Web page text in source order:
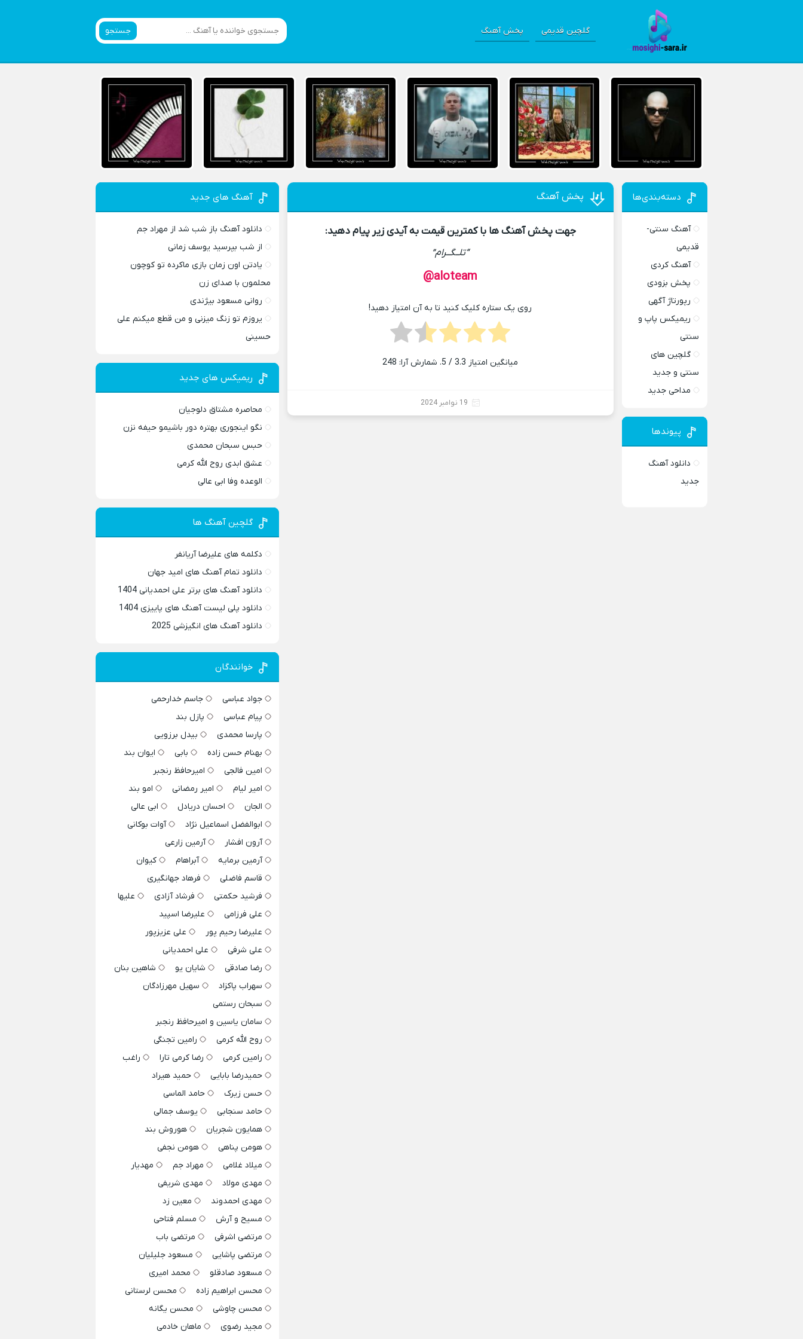
گلچین قدیمی پخش آهنگ جستجو
پخش آهنگ
جهت پخش آهنگ ها با کمترین قیمت به آیدی زیر پیام دهید:
“تلــگــرام”
aloteam@
روی یک ستاره کلیک کنید تا به آن امتیاز دهید!
میانگین امتیاز 3.3/ 5. شمارش آرا: 248
19 نوامبر 2024
دسته‌بندی‌ها
آهنگ سنتی-
قدیمی
آهنگ کردی
پخش بزودی
رپورتاژ آگهی
ریمیکس پاپ و
سنتی
گلچین های
سنتی و جدید
مداحی جدید
پیوندها
دانلود آهنگ
جدید
آهنگ های جدید
دانلود آهنگ باز شب شد از مهراد جم
از شب بپرسید یوسف زمانی
یادتن اون زمان بازی ماکرده تو کوچون
محلمون با صدای زن
روانی مسعود بیژندی
یروزم تو زنگ میزنی و من قطع میکنم علی
حسینی
ریمیکس های جدید
محاصره مشتاق دلوجیان
نگو اینجوری بهتره دور باشیمو حیفه نزن
حبس سبحان محمدی
عشق ابدی روح الله کرمی
الوعده وفا ابی عالی
گلچین آهنگ ها
دکلمه های علیرضا آریانفر
دانلود تمام آهنگ های امید جهان
دانلود آهنگ های برتر علی احمدیانی 1404
دانلود پلی لیست آهنگ های پاییزی 1404
دانلود آهنگ های انگیزشی 2025
خوانندگان
جواد عباسی
جاسم خدارحمی
پیام عباسی
پازل بند
پارسا محمدی
بیدل برزویی
بهنام حسن زاده
بابی
ایوان بند
امین فالجی
امیرحافظ رنجبر
امیر لیام
امیر رمضانی
امو بند
الجان
احسان دریادل
ابی عالی
ابوالفضل اسماعیل نژاد
آوات بوکانی
آرون افشار
آرمین زارعی
آرمین برمایه
آبراهام
کیوان
قاسم فاضلی
فرهاد جهانگیری
فرشید حکمتی
فرشاد آزادی
علیها
علی فرزامی
علیرضا اسپید
علیرضا رحیم پور
علی عزیزپور
علی شرفی
علی احمدیانی
رضا صادقی
شایان یو
شاهین بنان
سهراب پاکزاد
سهیل مهرزادگان
سبحان رستمی
سامان یاسین و امیرحافظ رنجبر
روح الله کرمی
رامین تجنگی
رامین کرمی
رضا کرمی تارا
راغب
حمیدرضا بابایی
حمید هیراد
حسن زیرک
حامد الماسی
حامد سنجابی
یوسف جمالی
همایون شجریان
هوروش بند
هومن پناهی
هومن نجفی
میلاد غلامی
مهراد جم
مهدیار
مهدی مولاد
مهدی شریفی
مهدی احمدوند
معین زد
مسیح و آرش
مسلم فتاحی
مرتضی اشرفی
مرتضی باب
مرتضی پاشایی
مسعود جلیلیان
مسعود صادقلو
محمد امیری
محسن ابراهیم زاده
محسن لرستانی
محسن چاوشی
محسن یگانه
مجید رضوی
ماهان خادمی